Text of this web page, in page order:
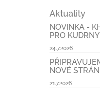
Aktuality
NOVINKA -
PRO
24.7.2026
NOVÉ
21.7.2026